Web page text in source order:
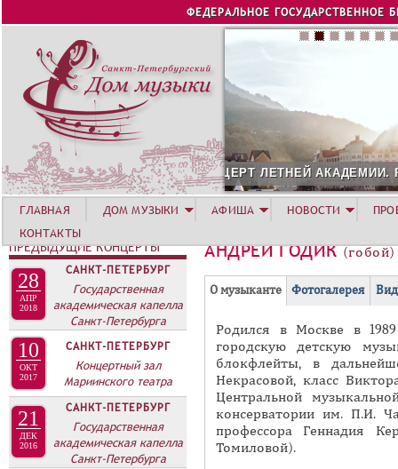
Jump to navigation
ФЕДЕРАЛЬНОЕ ГОСУДАРСТВЕННОЕ
АКАДЕМИИ. РОЗА ХУТОР СОЛИСТ АВГУСТА 2026
АНДРЕЙ ГОДИК(гобой)
Г
П
О музыканте(
а
к
т
и
в
н
а
Фотогалерея
Родился в Москве в
городскую детскую
блокфлейты, в
Некрасовой, класс
Центральной
консерватории им. П.И.
профессора Геннадия
Томиловой).
ГЛАВНАЯ ДОМ МУЗЫКИ АФИША НОВОСТИ
КОНТАКТЫ
ПРЕДЫДУЩИЕ КОНЦЕРТЫ
28
АПР
2018
САНКТ-ПЕТЕРБУРГ
Государственная
академическая капелла
Санкт-Петербурга
10
ОКТ
2017
САНКТ-ПЕТЕРБУРГ
Концертный зал
Мариинского театра
21
ДЕК
2016
САНКТ-ПЕТЕРБУРГ
Государственная
академическая капелла
Санкт-Петербурга